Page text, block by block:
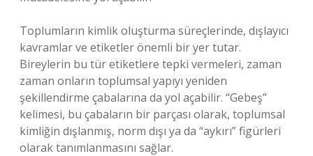
Toplumların kimlik oluşturma süreçlerinde, dışlayıcı
kavramlar ve etiketler önemli bir yer tutar.
Bireylerin bu tür etiketlere tepki vermeleri, zaman
zaman onların toplumsal yapıyı yeniden
şekillendirme çabalarına da yol açabilir. “Gebeş”
kelimesi, bu çabaların bir parçası olarak, toplumsal
kimliğin dışlanmış, norm dışı ya da “aykırı” figürleri
olarak tanımlanmasını sağlar.